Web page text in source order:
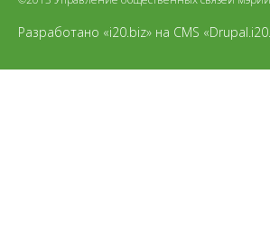
Разработано «i20.biz» на CMS